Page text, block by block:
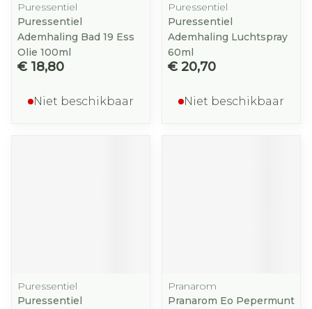
Puressentiel
Puressentiel
Ademhaling Bad 19 Ess
Olie 100ml
€ 18,80
Niet beschikbaar
Puressentiel
Puressentiel
Ademhaling Luchtspray
60ml
€ 20,70
Niet beschikbaar
Puressentiel
Puressentiel
Pranarom
Pranarom Eo Pepermunt